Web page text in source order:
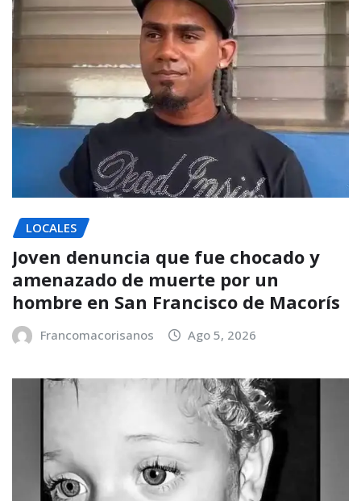
LOCALES
Joven denuncia que fue chocado y
amenazado de muerte por un
hombre en San Francisco de Macorís
Francomacorisanos Ago 5, 2026